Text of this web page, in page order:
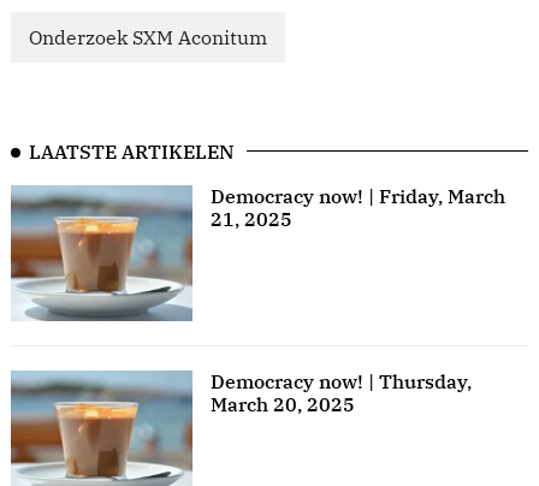
Onderzoek SXM Aconitum
LAATSTE ARTIKELEN
Democracy now! | Friday, March
21, 2025
Democracy now! | Thursday,
March 20, 2025